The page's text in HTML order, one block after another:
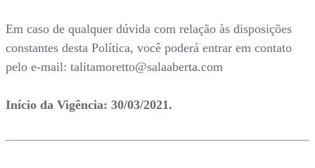
Em caso de qualquer dúvida com relação às disposições
constantes desta Política, você poderá entrar em contato
pelo e-mail: talitamoretto@salaaberta.com
Início da Vigência: 30/03/2021.